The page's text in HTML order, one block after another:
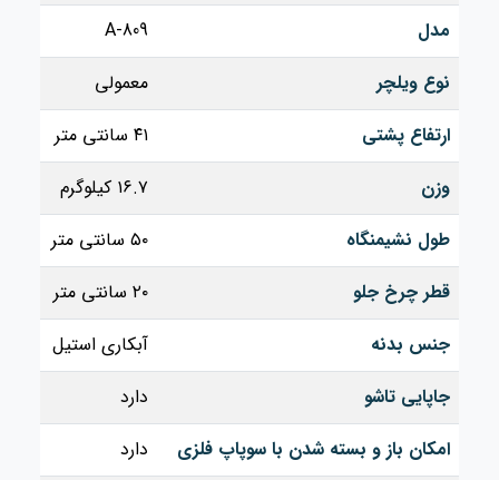
مدل
809-A
نوع ویلچر
معمولی
ارتفاع پشتی
۴۱ سانتی‌ متر
وزن
۱۶.۷ کیلوگرم
طول نشیمنگاه
۵۰ سانتی‌ متر
قطر چرخ جلو
۲۰ سانتی‌ متر
جنس بدنه
آبکاری استیل
جاپایی تاشو
دارد
امکان باز و بسته شدن با سوپاپ فلزی
دارد